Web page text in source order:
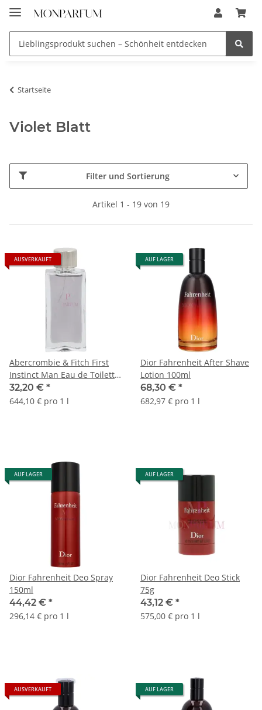
Startseite
Violet Blatt
Filter und Sortierung
Artikel 1 - 19 von 19
AUSVERKAUFT
Abercrombie & Fitch First
Instinct Man Eau de Toilette
50ml
32,20 € *
644,10 € pro 1 l
AUF LAGER
Dior Fahrenheit After Shave
Lotion 100ml
68,30 € *
682,97 € pro 1 l
AUF LAGER
Dior Fahrenheit Deo Spray
150ml
44,42 € *
296,14 € pro 1 l
AUF LAGER
Dior Fahrenheit Deo Stick
75g
43,12 € *
575,00 € pro 1 l
AUSVERKAUFT AUF LAGER